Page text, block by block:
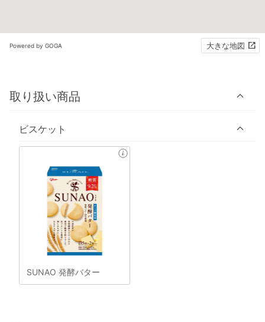
Powered by GOGA 大きな地図
取り扱い商品
ビスケット
SUNAO 発酵バター